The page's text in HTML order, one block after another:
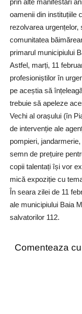
prin alte manifestări
oamenii din instituțiile
rezolvarea
comunitatea
primarul municipiului
Astfel, marți, 11
profesioniștilor în
pe aceștia să
trebuie să apeleze
Vechi al orașului (în
de intervenție ale
pompieri,
semn de prețuire
copii talentați își vor
mică expoziție cu
În seara zilei de 11
ale municipiului Baia
salvatorilor 112.
Comenteaza